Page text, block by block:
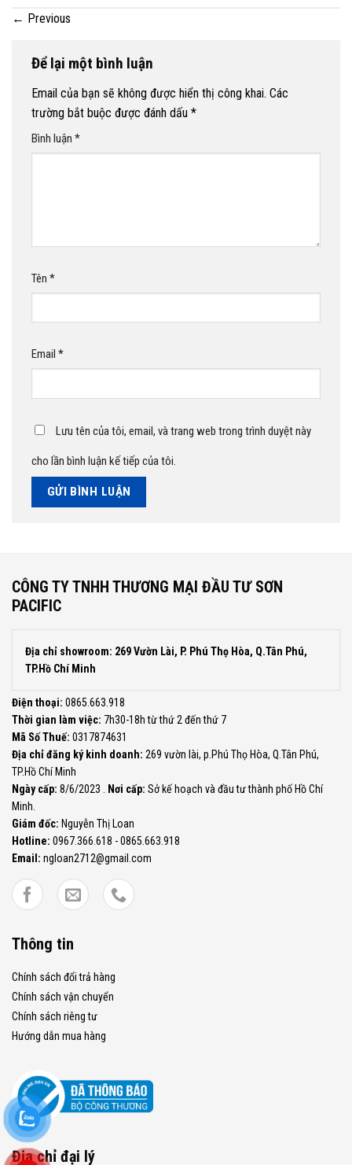
← Previous
Để lại một bình luận
Email của bạn sẽ không được hiển thị công khai. Các
trường bắt buộc được đánh dấu *
Bình luận *
Tên *
Email *
Lưu tên của tôi, email, và trang web trong trình duyệt này
cho lần bình luận kế tiếp của tôi.
CÔNG TY TNHH THƯƠNG MẠI ĐẦU TƯ SƠN
PACIFIC
Địa chỉ showroom: 269 Vườn Lài, P. Phú Thọ Hòa, Q.Tân Phú,
TP.Hồ Chí Minh
Điện thoại: 0865.663.918
Thời gian làm việc: 7h30-18h từ thứ 2 đến thứ 7
Mã Số Thuế: 0317874631
Địa chỉ đăng ký kinh doanh: 269 vườn lài, p.Phú Thọ Hòa, Q.Tân Phú,
TP.Hồ Chí Minh
Ngày cấp: 8/6/2023 . Nơi cấp: Sở kế hoạch và đầu tư thành phố Hồ Chí
Minh.
Giám đốc: Nguyễn Thị Loan
Hotline: 0967.366.618 - 0865.663.918
Email: ngloan2712@gmail.com
Thông tin
Chính sách đổi trả hàng
Chính sách vận chuyển
Chính sách riêng tư
Hướng dẫn mua hàng
Địa chỉ đại lý